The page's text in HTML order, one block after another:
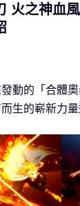
火之神血
動的「合體
生的嶄新力量